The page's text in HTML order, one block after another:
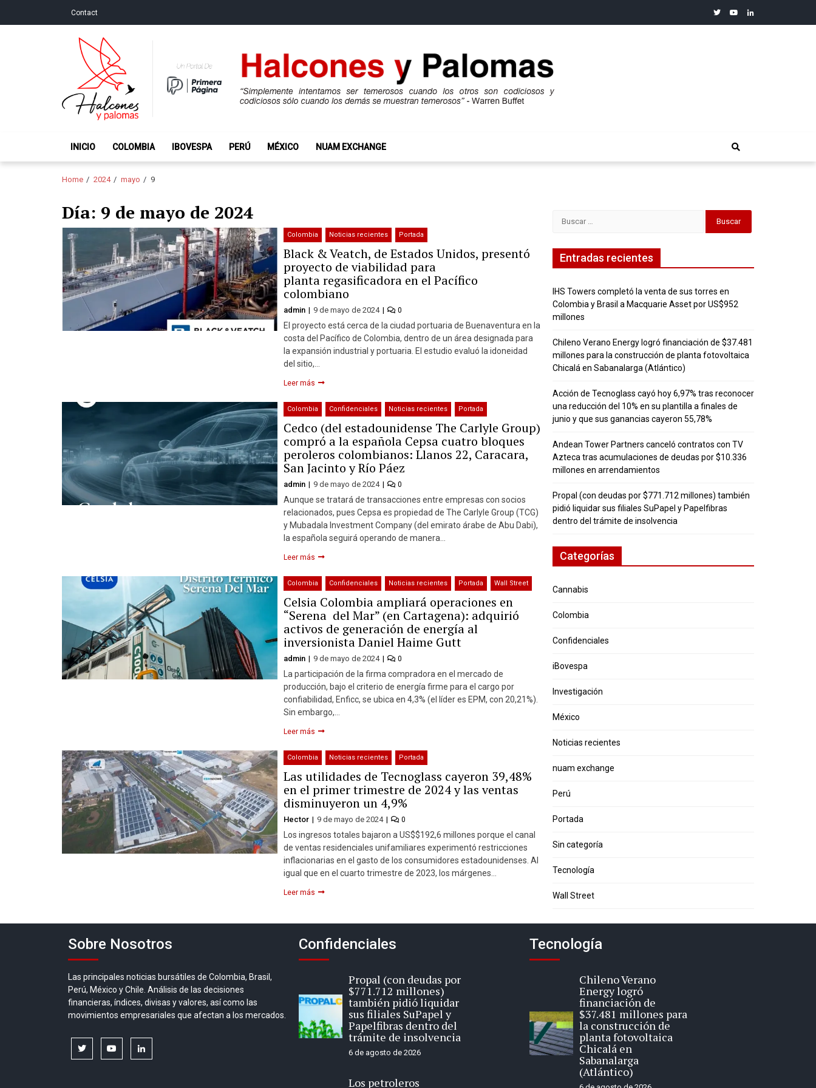
Contact twitteryoutubelinkedin
Halcones y Palomas
INICIO COLOMBIA IBOVESPA PERÚ MÉXICO NUAM EXCHANGE
Home 2024 mayo 9
Día: 9 de mayo de 2024
Colombia Noticias recientes Portada
Black & Veatch, de Estados Unidos, presentó
proyecto de viabilidad para
planta regasificadora en el Pacífico
colombiano
admin 9 de mayo de 2024 0
El proyecto está cerca de la ciudad portuaria de Buenaventura en la
costa del Pacífico de Colombia, dentro de un área designada para
la expansión industrial y portuaria. El estudio evaluó la idoneidad
del sitio,…
Leer más
Colombia Confidenciales Noticias recientes Portada
Cedco (del estadounidense The Carlyle Group)
compró a la española Cepsa cuatro bloques
peroleros colombianos: Llanos 22, Caracara,
San Jacinto y Río Páez
admin 9 de mayo de 2024 0
Aunque se tratará de transacciones entre empresas con socios
relacionados, pues Cepsa es propiedad de The Carlyle Group (TCG)
y Mubadala Investment Company (del emirato árabe de Abu Dabi),
la española seguirá operando de manera…
Leer más
Colombia Confidenciales Noticias recientes Portada Wall Street
Celsia Colombia ampliará operaciones en
“Serena del Mar” (en Cartagena): adquirió
activos de generación de energía al
inversionista Daniel Haime Gutt
admin 9 de mayo de 2024 0
La participación de la firma compradora en el mercado de
producción, bajo el criterio de energía firme para el cargo por
confiabilidad, Enficc, se ubica en 4,3% (el líder es EPM, con 20,21%).
Sin embargo,…
Leer más
Colombia Noticias recientes Portada
Las utilidades de Tecnoglass cayeron 39,48%
en el primer trimestre de 2024 y las ventas
disminuyeron un 4,9%
Hector 9 de mayo de 2024 0
Los ingresos totales bajaron a US$$192,6 millones porque el canal
de ventas residenciales unifamiliares experimentó restricciones
inflacionarias en el gasto de los consumidores estadounidenses. Al
igual que en el cuarto trimestre de 2023, los márgenes…
Leer más
Entradas recientes
IHS Towers completó la venta de sus torres en
Colombia y Brasil a Macquarie Asset por US$952
millones
Chileno Verano Energy logró financiación de $37.481
millones para la construcción de planta fotovoltaica
Chicalá en Sabanalarga (Atlántico)
Acción de Tecnoglass cayó hoy 6,97% tras reconocer
una reducción del 10% en su plantilla a finales de
junio y que sus ganancias cayeron 55,78%
Andean Tower Partners canceló contratos con TV
Azteca tras acumulaciones de deudas por $10.336
millones en arrendamientos
Propal (con deudas por $771.712 millones) también
pidió liquidar sus filiales SuPapel y Papelfibras
dentro del trámite de insolvencia
Categorías
Cannabis
Colombia
Confidenciales
iBovespa
Investigación
México
Noticias recientes
nuam exchange
Perú
Portada
Sin categoría
Tecnología
Wall Street
Sobre Nosotros
Las principales noticias bursátiles de Colombia, Brasil,
Perú, México y Chile. Análisis de las decisiones
financieras, índices, divisas y valores, así como las
movimientos empresariales que afectan a los mercados.
twitter youtubelinkedin
Confidenciales
Propal (con deudas por
$771.712 millones)
también pidió liquidar
sus filiales SuPapel y
Papelfibras dentro del
trámite de insolvencia
6 de agosto de 2026
Los petroleros
Tecnología
Chileno Verano
Energy logró
financiación de
$37.481 millones para
la construcción de
planta fotovoltaica
Chicalá en
Sabanalarga
(Atlántico)